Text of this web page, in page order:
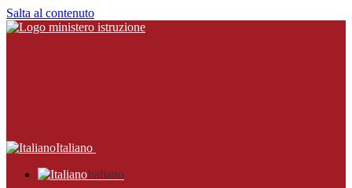
Salta al contenuto
Italiano
Italiano